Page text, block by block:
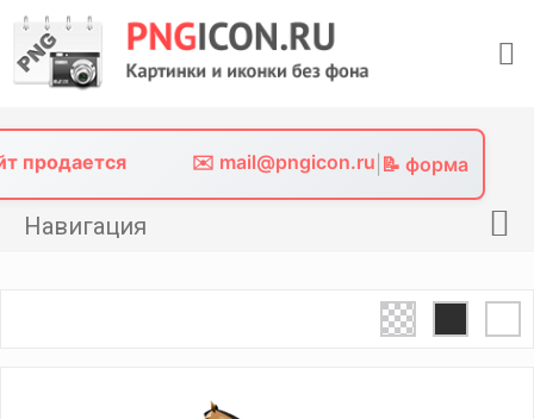
content
продается ✉️ mail@pngicon.ru 📝 форма
Навигация